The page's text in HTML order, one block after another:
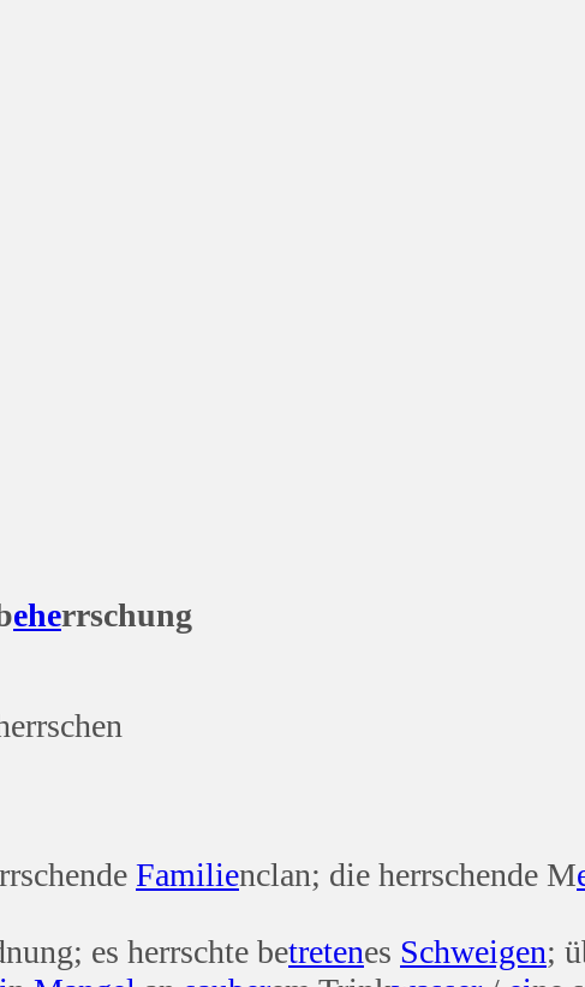
eherrschung
Familienclan; die herrschende M
es herrschte betretenes Schweigen;